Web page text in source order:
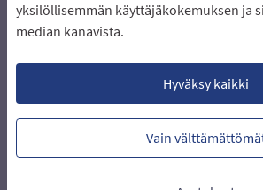
yksilöllisemmän käyttäjäkokemuksen ja
median kanavista.
Hyväksy kaikki
Vain
Äänestyksen pikaohjeet
Usein
Näin äänestät Asukasbudjetissa
Lataa
Evästeasetukset
Verkkosivusto luotu